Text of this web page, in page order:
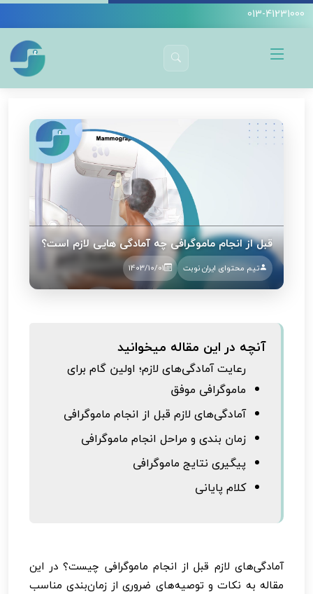
013-41231000
دکتر سیده آمنه سید جوادین
آمادگی‌های لازم قبل از انجام ماموگرافی
قبل از انجام ماموگرافی چه آمادگی هایی لازم است؟
تیم محتوای ایران نوبت 1403/10/01
آنچه در این مقاله میخوانید
رعایت آمادگی‌های لازم؛ اولین گام برای
ماموگرافی موفق
آمادگی‌های لازم قبل از انجام ماموگرافی
زمان بندی و مراحل انجام ماموگرافی
پیگیری نتایج ماموگرافی
کلام پایانی
آمادگی‌های لازم قبل از انجام ماموگرافی چیست؟ در این
مقاله به نکات و توصیه‌های ضروری از زمان‌بندی مناسب